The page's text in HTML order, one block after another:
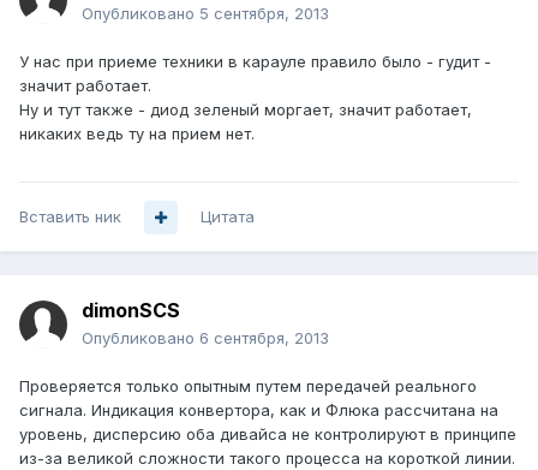
Опубликовано 5 сентября, 2013
У нас при приеме техники в карауле правило было - гудит -
значит работает.
Ну и тут также - диод зеленый моргает, значит работает,
никаких ведь ту на прием нет.
Вставить ник Цитата
dimonSCS
Опубликовано 6 сентября, 2013
Проверяется только опытным путем передачей реального
сигнала. Индикация конвертора, как и Флюка рассчитана на
уровень, дисперсию оба дивайса не контролируют в принципе
из-за великой сложности такого процесса на короткой линии.